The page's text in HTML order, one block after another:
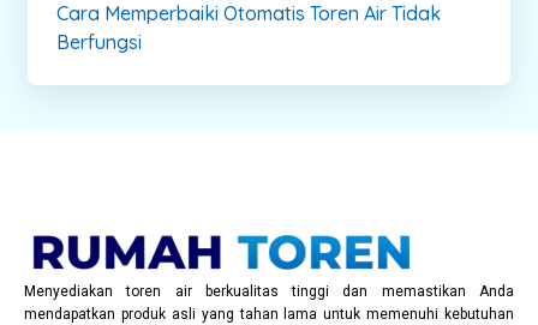
Cara Memperbaiki Otomatis Toren Air Tidak
Berfungsi
Menyediakan toren air berkualitas tinggi dan memastikan Anda
mendapatkan produk asli yang tahan lama untuk memenuhi kebutuhan